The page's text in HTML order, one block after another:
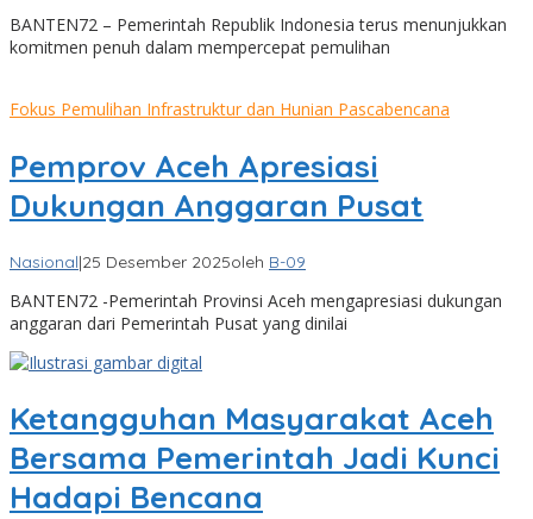
BANTEN72 – Pemerintah Republik Indonesia terus menunjukkan
komitmen penuh dalam mempercepat pemulihan
Fokus Pemulihan Infrastruktur dan Hunian Pascabencana
Pemprov Aceh Apresiasi
Dukungan Anggaran Pusat
Nasional|25 Desember 2025oleh B-09
BANTEN72 -Pemerintah Provinsi Aceh mengapresiasi dukungan
anggaran dari Pemerintah Pusat yang dinilai
Ketangguhan Masyarakat Aceh
Bersama Pemerintah Jadi Kunci
Hadapi Bencana